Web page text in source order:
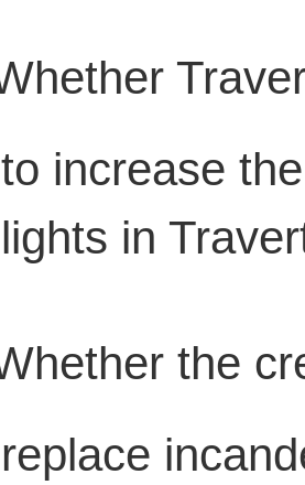
to increase
lights in
the
replace